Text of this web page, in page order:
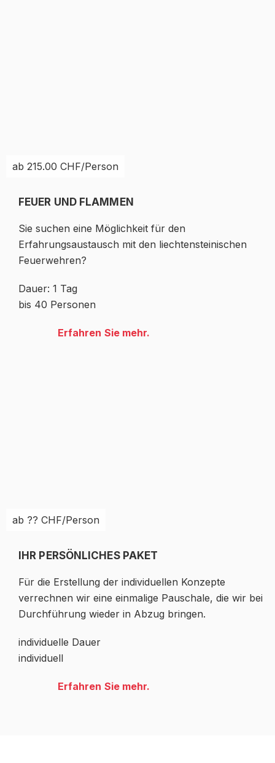
ab 215.00 CHF/Person
FEUER UND FLAMMEN
Sie suchen eine Möglichkeit für den
Erfahrungsaustausch mit den liechtensteinischen
Feuerwehren?
Dauer: 1 Tag
bis 40 Personen
Erfahren Sie mehr.
ab ?? CHF/Person
IHR PERSÖNLICHES PAKET
Für die Erstellung der individuellen Konzepte
verrechnen wir eine einmalige Pauschale, die wir bei
Durchführung wieder in Abzug bringen.
individuelle Dauer
individuell
Erfahren Sie mehr.